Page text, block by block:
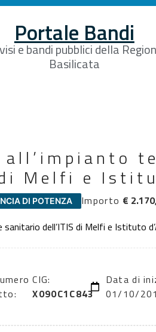
Portale Bandi
e bandi pubblici della
Basilicata
all’impianto
Melfi e
DI POTENZA Importo €
dell’ITIS di Melfi e Istituto
CIG:
X090C1C843
Data di
01/10/